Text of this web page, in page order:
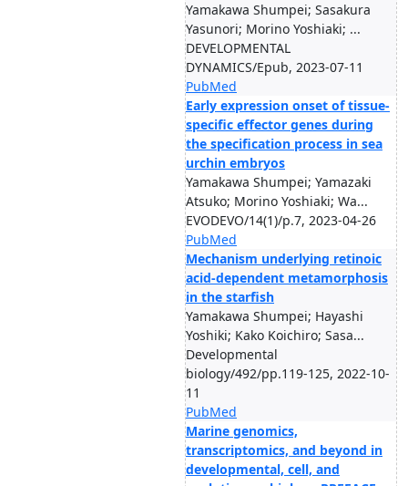
Yamakawa Shumpei; Sasakura
Yasunori; Morino Yoshiaki; ...
DEVELOPMENTAL
DYNAMICS/Epub, 2023-07-11
PubMed
Early expression onset of tissue-
specific effector genes during
the specification process in sea
urchin embryos
Yamakawa Shumpei; Yamazaki
Atsuko; Morino Yoshiaki; Wa...
EVODEVO/14(1)/p.7, 2023-04-26
PubMed
Mechanism underlying retinoic
acid-dependent metamorphosis
in the starfish
Yamakawa Shumpei; Hayashi
Yoshiki; Kako Koichiro; Sasa...
Developmental
biology/492/pp.119-125, 2022-10-
11
PubMed
Marine genomics,
transcriptomics, and beyond in
developmental, cell, and